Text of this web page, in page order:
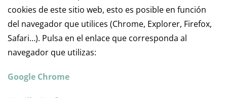
cookies de este sitio web, esto es posible en función
del navegador que utilices (Chrome, Explorer, Firefox,
Safari…). Pulsa en el enlace que corresponda al
navegador que utilizas:
Google Chrome